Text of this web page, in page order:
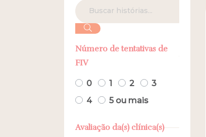
Número de tentativas de
FIV
0 1 2
3
4
5 ou mais
Avaliação da(s) clínica(s)